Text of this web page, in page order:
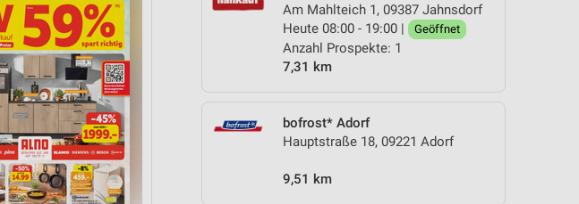
Am Mahlteich 1, 09387 Jahnsdorf
Heute 08:00 - 19:00 |
Geöffnet
Anzahl Prospekte: 1
7,31 km
bofrost* Adorf
Hauptstraße 18, 09221 Adorf
9,51 km